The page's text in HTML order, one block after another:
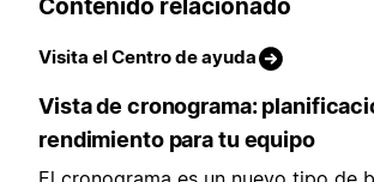
Contenido relacionado
Visita el Centro de ayuda
Vista de cronograma:
rendimiento para tu equipo